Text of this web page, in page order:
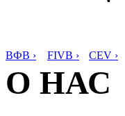
ВФВ › FIVB › CEV ›
О НАС